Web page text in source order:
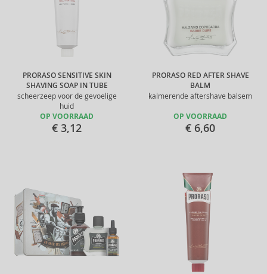
PRORASO SENSITIVE SKIN
SHAVING SOAP IN TUBE
scheerzeep voor de gevoelige
huid
OP VOORRAAD
€ 3,12
PRORASO RED AFTER SHAVE
BALM
kalmerende aftershave balsem
OP VOORRAAD
€ 6,60